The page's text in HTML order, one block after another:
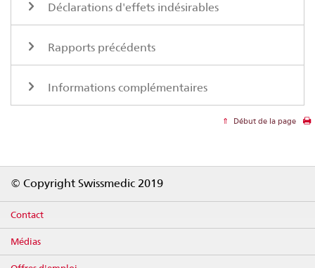
Déclarations d'effets indésirables
Rapports précédents
Informations complémentaires
Début de la page
© Copyright Swissmedic 2019
Contact
Médias